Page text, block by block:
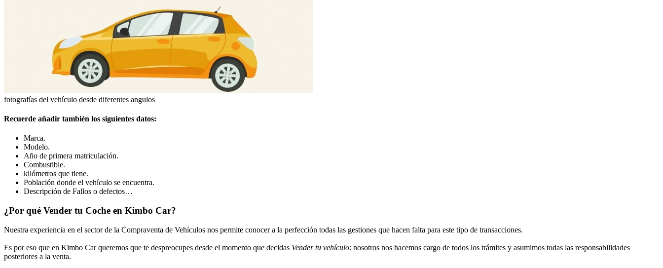
fotografías del vehículo desde diferentes angulos
Recuerde añadir también los siguientes datos:
Marca.
Modelo.
Año de primera matriculación.
Combustible.
kilómetros que tiene.
Población donde el vehículo se encuentra.
Descripción de Fallos o defectos…
¿Por qué Vender tu Coche en Kimbo Car?
Nuestra experiencia en el sector de la Compraventa de Vehículos nos permite conocer a la perfección todas las gestiones que hacen falta para este tipo de transacciones.
Es por eso que en Kimbo Car queremos que te despreocupes desde el momento que decidas Vender tu vehículo: nosotros nos hacemos cargo de todos los trámites y asumimos todas las responsabilidades
posteriores a la venta.